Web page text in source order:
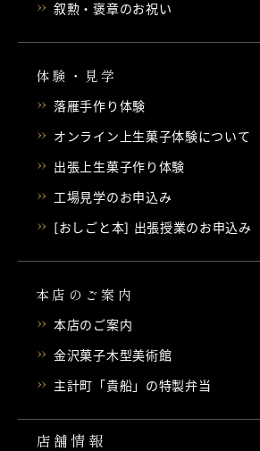
叙勲・褒章のお祝い
体験・見学
落雁手作り体験
オンライン上生菓子体験について
出張上生菓子作り体験
工場見学のお申込み
[おしごと本] 出張授業のお申込み
本店のご案内
本店のご案内
金沢菓子木型美術館
主計町「貴船」の特製弁当
店舗情報